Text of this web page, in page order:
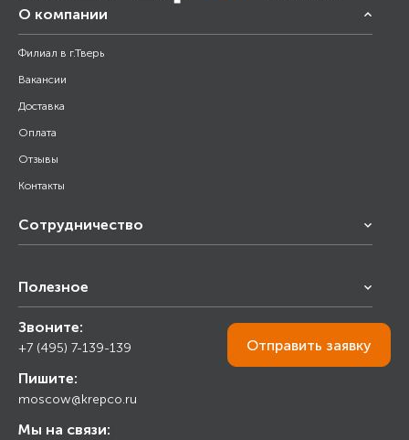
О компании
Филиал в г.Тверь
Вакансии
Доставка
Оплата
Отзывы
Контакты
Сотрудничество
Снабжение строительства
Торговым организациям
Полезное
Калькулятор
Прайс лист
Ответы на вопросы
Блог
Звоните:
+7 (495) 7-139-139
Пишите:
moscow@krepco.ru
Мы на связи:
Отправить заявку